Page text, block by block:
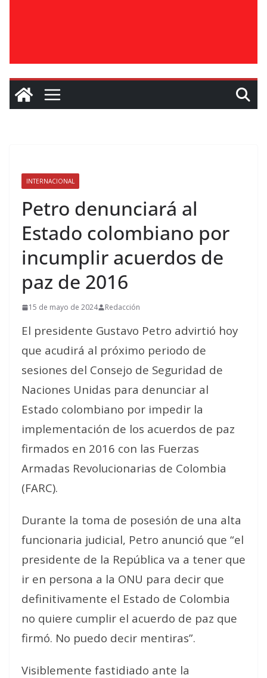
INTERNACIONAL
Petro denunciará al
Estado colombiano por
incumplir acuerdos de
paz de 2016
15 de mayo de 2024 Redacción
El presidente Gustavo Petro advirtió hoy
que acudirá al próximo periodo de
sesiones del Consejo de Seguridad de
Naciones Unidas para denunciar al
Estado colombiano por impedir la
implementación de los acuerdos de paz
firmados en 2016 con las Fuerzas
Armadas Revolucionarias de Colombia
(FARC).
Durante la toma de posesión de una alta
funcionaria judicial, Petro anunció que “el
presidente de la República va a tener que
ir en persona a la ONU para decir que
definitivamente el Estado de Colombia
no quiere cumplir el acuerdo de paz que
firmó. No puedo decir mentiras”.
Visiblemente fastidiado ante la